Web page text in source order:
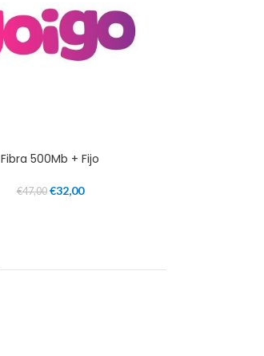
Fibra 500Mb + Fijo
€47,00 €32,00